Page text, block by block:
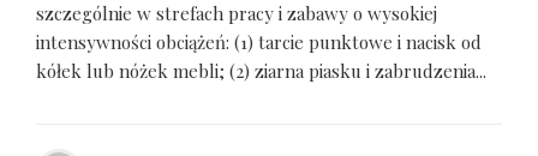
szczególnie w strefach pracy i zabawy o wysokiej
intensywności obciążeń: (1) tarcie punktowe i nacisk od
kółek lub nóżek mebli; (2) ziarna piasku i zabrudzenia...